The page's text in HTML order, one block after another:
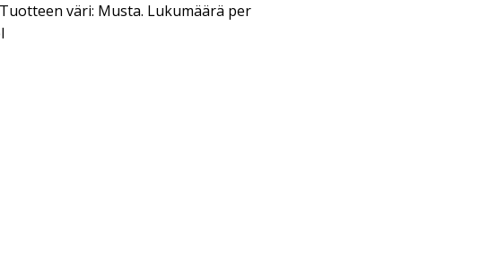
Tuotteen väri: Musta. Lukumäärä per